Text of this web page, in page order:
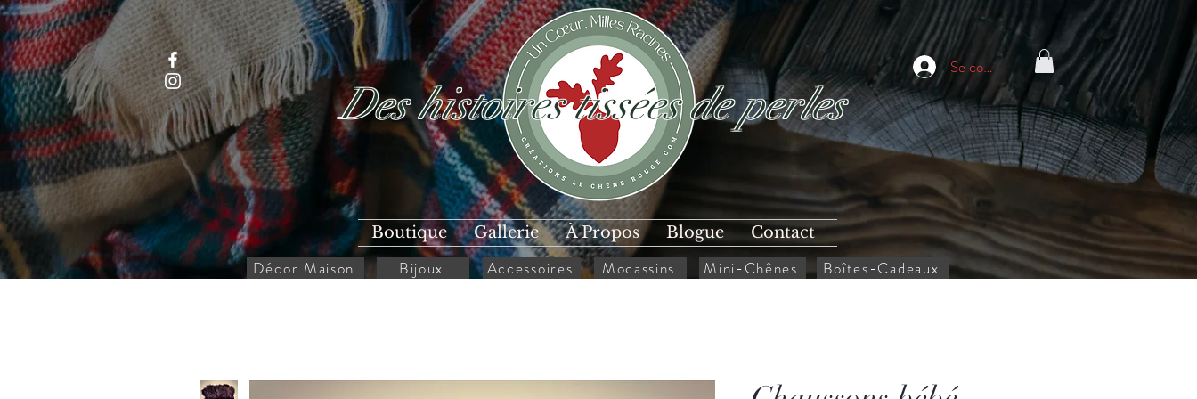
Boutique Gallerie À Propos Blogue Contact
Se connecter
Des histoires tissées de perles
Décor Maison Bijoux Accessoires Mocassins Mini-Chênes Boîtes-Cadeaux